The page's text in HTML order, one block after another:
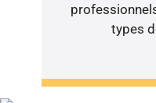
types